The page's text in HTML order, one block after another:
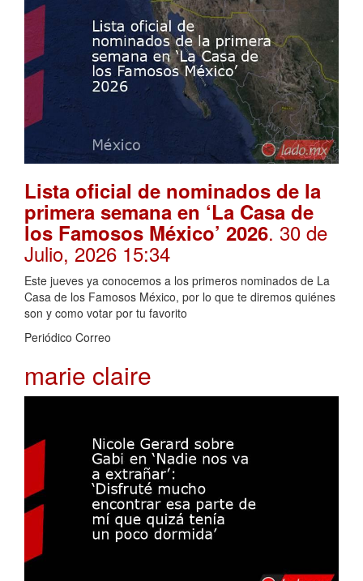
Lista oficial de nominados de la
primera semana en ‘La Casa de
los Famosos México’ 2026. 30 de
Julio, 2026 15:34
Este jueves ya conocemos a los primeros nominados de La
Casa de los Famosos México, por lo que te diremos quiénes
son y como votar por tu favorito
Periódico Correo
marie claire